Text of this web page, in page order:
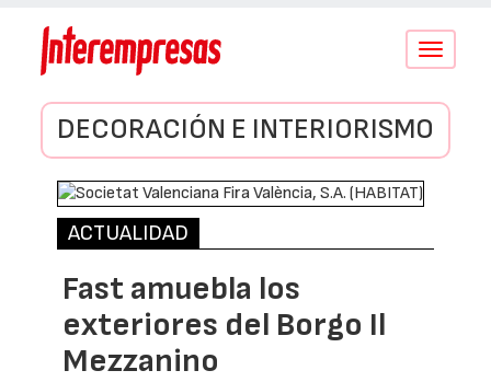
Conmutar
DECORACIÓN E INTERIORISMO
ACTUALIDAD
Fast amuebla los
exteriores del Borgo Il
Mezzanino